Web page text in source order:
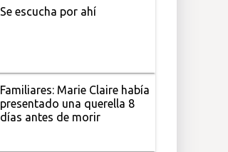
Se escucha por ahí
Familiares: Marie Claire había
presentado una querella 8
días antes de morir